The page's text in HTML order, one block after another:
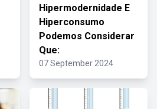
Hipermodernidade E
Hiperconsumo
Podemos Considerar
Que:
07 September 2024